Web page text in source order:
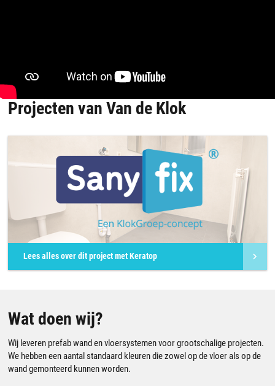
Projecten van Van de Klok
Lees alles over dit project met Keratop
Wat doen wij?
Wij leveren prefab wand en vloersystemen voor grootschalige projecten.
We hebben een aantal standaard kleuren die zowel op de vloer als op de
wand gemonteerd kunnen worden.